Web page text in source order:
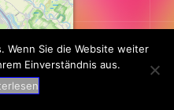
Wenn Sie die Website weiter
Einverständnis aus.